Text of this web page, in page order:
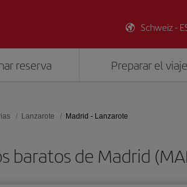
Schweiz -
reserva Preparar el viaje
Lanzarote Madrid - Lanzarote
baratos de Madrid